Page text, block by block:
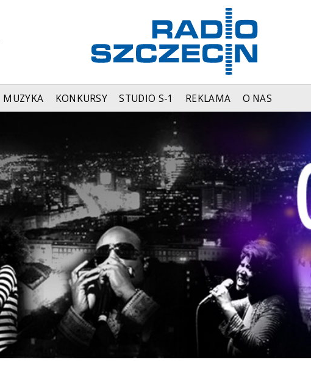
MUZYKA KONKURSY STUDIO S-1 REKLAMA O NAS